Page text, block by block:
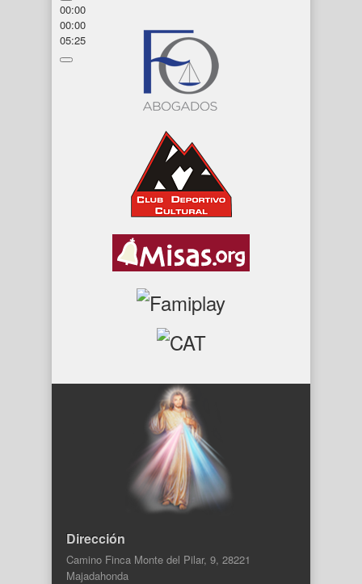
00:00
00:00
05:25
Dirección
Camino Finca Monte del Pilar, 9, 28221
Majadahonda